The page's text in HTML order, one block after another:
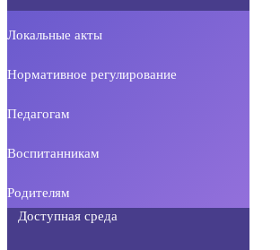
Локальные акты
Нормативное регулирование
Педагогам
Воспитанникам
Родителям
Доступная среда